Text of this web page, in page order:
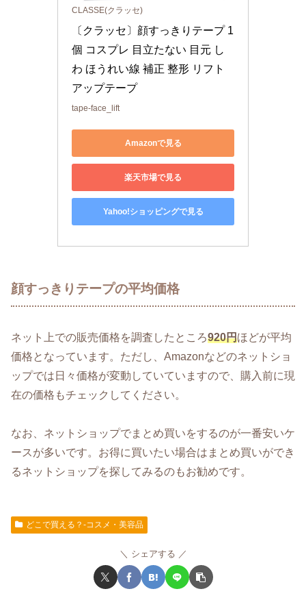
CLASSE(クラッセ)
〔クラッセ〕顔すっきりテープ 1
個 コスプレ 目立たない 目元 し
わ ほうれい線 補正 整形 リフト
アップテープ
tape-face_lift
Amazonで見る
楽天市場で見る
Yahoo!ショッピングで見る
顔すっきりテープの平均価格
ネット上での販売価格を調査したところ920円ほどが平均
価格となっています。ただし、Amazonなどのネットショ
ップでは日々価格が変動していていますので、購入前に現
在の価格もチェックしてください。
なお、ネットショップでまとめ買いをするのが一番安いケ
ースが多いです。お得に買いたい場合はまとめ買いができ
るネットショップを探してみるのもお勧めです。
どこで買える？-コスメ・美容品
シェアする